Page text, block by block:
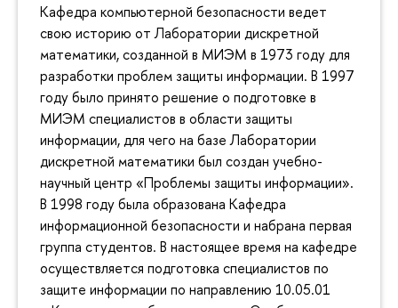
Кафедра компьютерной безопасности ведет
свою историю от Лаборатории дискретной
математики, созданной в МИЭМ в 1973 году для
разработки проблем защиты информации. В 1997
году было принято решение о подготовке в
МИЭМ специалистов в области защиты
информации, для чего на базе Лаборатории
дискретной математики был создан учебно-
научный центр «Проблемы защиты информации».
В 1998 году была образована Кафедра
информационной безопасности и набрана первая
группа студентов. В настоящее время на кафедре
осуществляется подготовка специалистов по
защите информации по направлению 10.05.01